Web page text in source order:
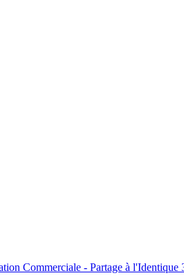
Commerciale - Partage à l'Identique